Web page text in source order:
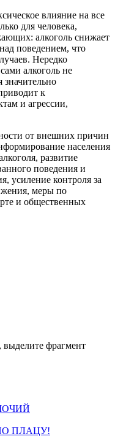
влияние на все
для человека,
алкоголь снижает
поведением, что
Нередко
алкоголь не
значительно
к
и агрессии,
от внешних причин
населения
развитие
поведения и
усиление контроля за
меры по
и общественных
фрагмент
ПЛАЦУ!